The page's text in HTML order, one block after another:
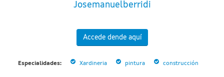
Josemanuelberridi
Accede dende aquí
Especialidades: Xardineria pintura construcción